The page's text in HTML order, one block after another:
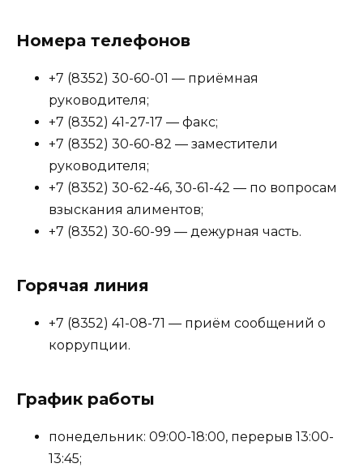
Номера телефонов
+7 (8352) 30-60-01 — приёмная
руководителя;
+7 (8352) 41-27-17 — факс;
+7 (8352) 30-60-82 — заместители
руководителя;
+7 (8352) 30-62-46, 30-61-42 — по вопросам
взыскания алиментов;
+7 (8352) 30-60-99 — дежурная часть.
Горячая линия
+7 (8352) 41-08-71 — приём сообщений о
коррупции.
График работы
понедельник: 09:00-18:00, перерыв 13:00-
13:45;